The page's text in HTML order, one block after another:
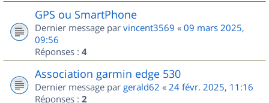
GPS ou SmartPhone
Dernier message par vincent3569 « 09 mars 2025,
09:56
Réponses : 4
Association garmin edge 530
Dernier message par gerald62 « 24 févr. 2025, 11:16
Réponses : 2